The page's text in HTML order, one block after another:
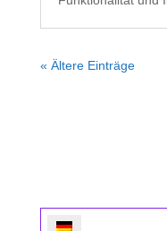
« Ältere Einträge